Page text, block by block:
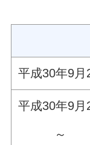
平成30年9月
平成30年9月
～